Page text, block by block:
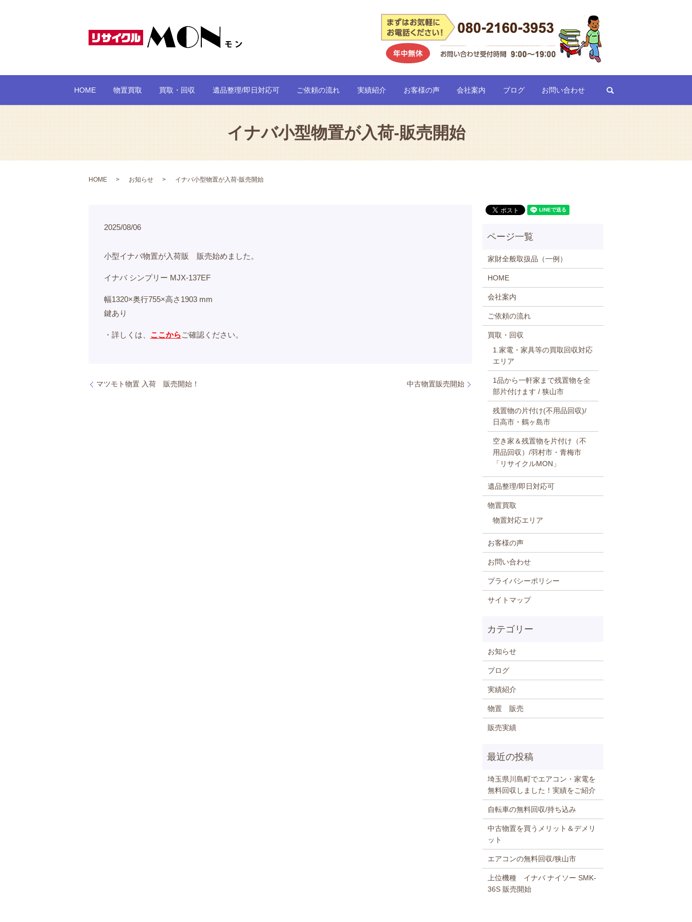
HOME 物置買取 買取・回収 遺品整理/即日対応可 ご依頼の流れ 実績紹介 お客様の声 会社案内 ブログ お問い合わせ
イナバ小型物置が入荷-販売開始
HOME お知らせ イナバ小型物置が入荷-販売開始
2025/08/06
小型イナバ物置が入荷販 販売始めました。
イナバ シンプリー MJX-137EF
幅1320×奥行755×高さ1903 mm
鍵あり
・詳しくは、 ここからご確認ください。
マツモト物置 入荷 販売開始！ 中古物置販売開始
家財全般取扱品（一例）
HOME
会社案内
ご依頼の流れ
買取・回収
1.家電・家具等の買取回収対応
エリア
1品から一軒家まで残置物を全
部片付けます / 狭山市
残置物の片付け(不用品回収)/
日高市・鶴ヶ島市
空き家＆残置物を片付け（不
用品回収）/羽村市・青梅市
「リサイクルMON」
遺品整理/即日対応可
物置買取
物置対応エリア
お客様の声
お問い合わせ
プライバシーポリシー
サイトマップ
お知らせ
ブログ
実績紹介
物置 販売
販売実績
埼玉県川島町でエアコン・家電を
無料回収しました！実績をご紹介
自転車の無料回収/持ち込み
中古物置を買うメリット＆デメリ
ット
エアコンの無料回収/狭山市
上位機種 イナバ ナイソー SMK-
36S 販売開始